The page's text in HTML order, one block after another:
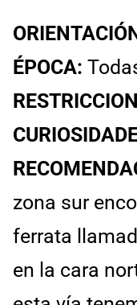
ÉPOCA:
zona sur
ferrata
en la cara